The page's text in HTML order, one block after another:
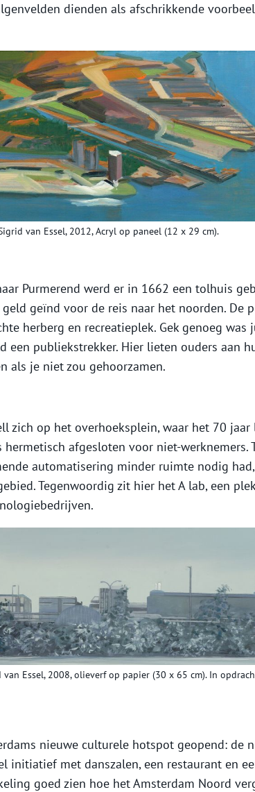
dienden als afschrikkende
van Essel, 2012, Acryl op paneel (12 x 29 cm).
Purmerend werd er in 1662 een tolhuis
geïnd voor de reis naar het noorden. De
herberg en recreatieplek. Gek genoeg was
een publiekstrekker. Hier lieten ouders aan
als je niet zou gehoorzamen.
zich op het overhoeksplein, waar het 70
hermetisch afgesloten voor niet-werknemers.
automatisering minder ruimte nodig
Tegenwoordig zit hier het A lab, een
Essel, 2008, olieverf op papier (30 x 65 cm). In
nieuwe culturele hotspot geopend: de
initiatief met danszalen, een restaurant en
goed zien hoe het Amsterdam Noord